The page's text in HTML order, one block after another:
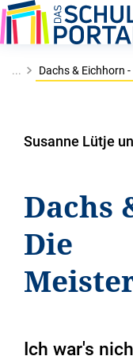
... Dachs & Eichhorn
Susanne Lütje
Dachs
Die
Ich war's